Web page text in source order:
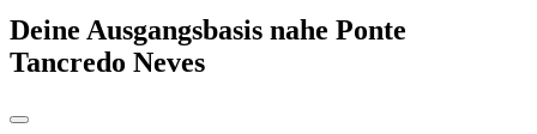
Deine Ausgangsbasis nahe Ponte
Tancredo Neves